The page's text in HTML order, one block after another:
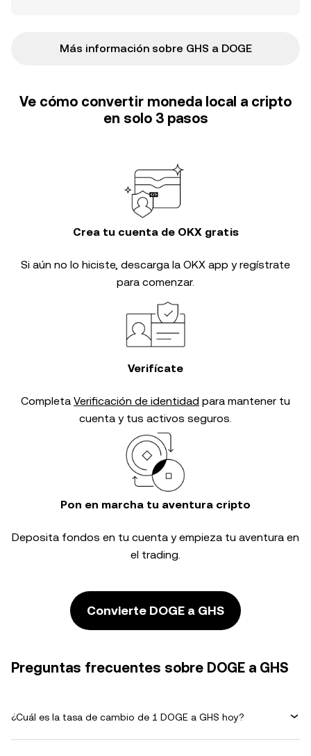
Más información sobre GHS a DOGE
Ve cómo convertir moneda local a cripto
en solo 3 pasos
Crea tu cuenta de OKX gratis
Si aún no lo hiciste, descarga la OKX app y regístrate
para comenzar.
Verifícate
Completa Verificación de identidad para mantener tu
cuenta y tus activos seguros.
Pon en marcha tu aventura cripto
Deposita fondos en tu cuenta y empieza tu aventura en
el trading.
Convierte DOGE a GHS
Preguntas frecuentes sobre DOGE a GHS
¿Cuál es la tasa de cambio de 1 DOGE a GHS hoy?